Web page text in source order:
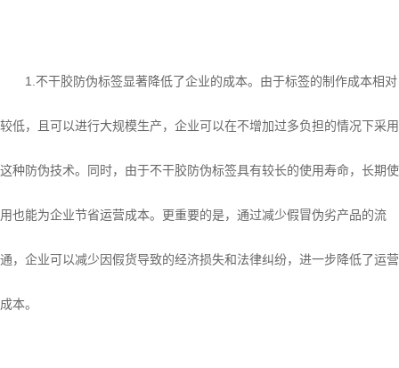
1.不干胶防伪标签显著降低了企业的成本。由于标签的制作成本相对
较低，且可以进行大规模生产，企业可以在不增加过多负担的情况下采用
这种防伪技术。同时，由于不干胶防伪标签具有较长的使用寿命，长期使
用也能为企业节省运营成本。更重要的是，通过减少假冒伪劣产品的流
通，企业可以减少因假货导致的经济损失和法律纠纷，进一步降低了运营
成本。